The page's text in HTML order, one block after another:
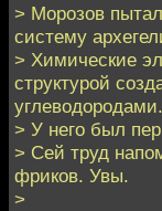
> Морозов
систему
> Химические
структурой
углеводородами.
> У него был
> Сей труд
фриков. Увы.
>